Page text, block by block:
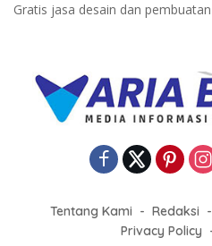
Gratis jasa desain dan
Tentang Kami Redaksi
Privacy Policy